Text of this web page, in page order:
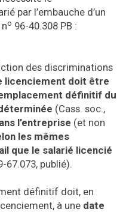
par l’embauche d’un
o 96-40.308 PB :
des discriminations
licenciement doit être
définitif du
(Cass. soc.,
l’entreprise (et non
les mêmes
que le salarié licencié
67.073, publié).
définitif doit, en
à une date